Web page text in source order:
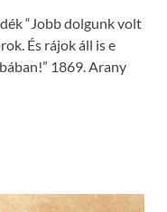
“Jobb dolgunk volt
És rájok áll is e
1869. Arany